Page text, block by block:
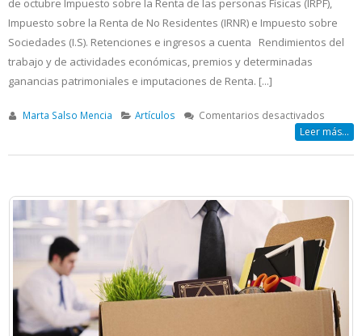
de octubre Impuesto sobre la Renta de las personas Físicas (IRPF),
Impuesto sobre la Renta de No Residentes (IRNR) e Impuesto sobre
Sociedades (I.S). Retenciones e ingresos a cuenta Rendimientos del
trabajo y de actividades económicas, premios y determinadas
ganancias patrimoniales e imputaciones de Renta. [...]
Marta Salso Mencia Artículos Comentarios desactivados
2022
Leer más...